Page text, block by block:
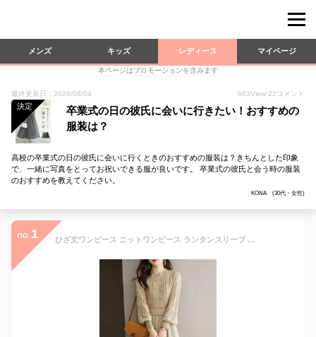
メンズ キッズ レディース マイページ
本ページはプロモーションを含みます
最終更新日：2026/08/04 683View 22 コメント
決定
卒業式の日の彼氏に会いに行きたい！おすすめの
服装は？
高校の卒業式の日の彼氏に会いに行くときのおすすめの服装は？きちんとした印象
で、一緒に写真をとってお祝いできる服が良いです。 卒業式の彼氏と会う時の服装
のおすすめを教えてください。
KONA (30代・女性)
no. 1 ひざ丈ワンピース ニットワンピース ランタンスリーブ 長袖 オフィスカジュアル きれいめ 【大きいサイズ レディース 冬春 結婚式 きれいめ タイト フォーマル 大人 上品 チュニック one-piece】